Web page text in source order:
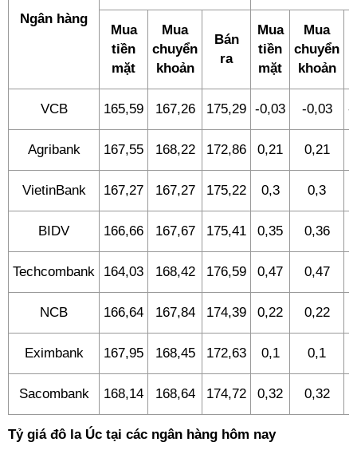
Ngân hàng
Mua
tiền
mặt
Mua
chuyển
khoản
Bán
ra
Mua
tiền
mặt
Mua
chuyển
khoản
VCB 165,59 167,26 175,29 -0,03 -0,03 -
Agribank 167,55 168,22 172,86 0,21 0,21
VietinBank 167,27 167,27 175,22 0,3 0,3
BIDV 166,66 167,67 175,41 0,35 0,36
Techcombank 164,03 168,42 176,59 0,47 0,47
NCB 166,64 167,84 174,39 0,22 0,22
Eximbank 167,95 168,45 172,63 0,1 0,1
Sacombank 168,14 168,64 174,72 0,32 0,32
Tỷ giá đô la Úc tại các ngân hàng hôm nay